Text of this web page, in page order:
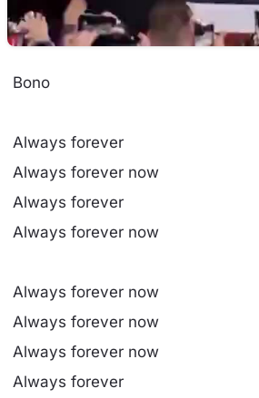
Bono
Always forever
Always forever now
Always forever
Always forever now
Always forever now
Always forever now
Always forever now
Always forever